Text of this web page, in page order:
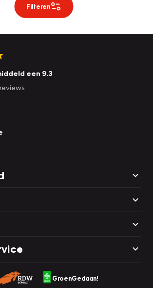
Filteren
een 9.3
GroenGedaan!